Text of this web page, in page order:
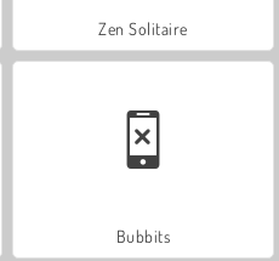
Zen Solitaire
Bubbits